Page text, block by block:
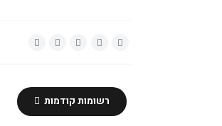
רשומות קודמות